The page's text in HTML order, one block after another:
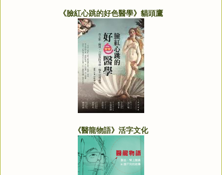
《臉紅心跳的好色醫學》貓頭鷹
《醫龍物語》活字文化